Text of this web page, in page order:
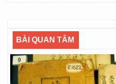
BÀI QUAN TÂM